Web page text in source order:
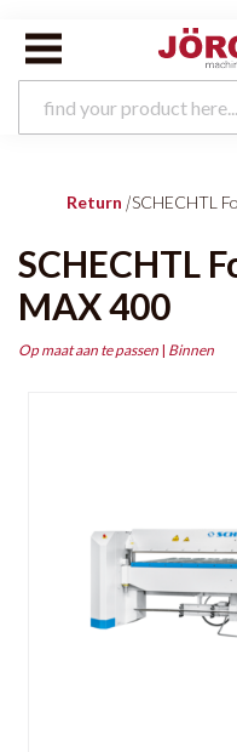
Return |SCHECHTL
SCHECHTL
MAX 400
Op maat aan te passen | Binnen